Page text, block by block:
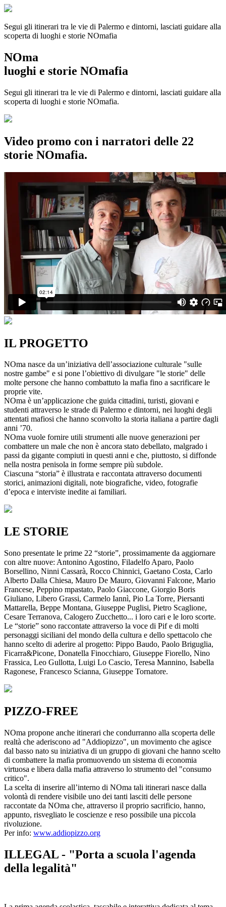
Segui gli itinerari tra le vie di Palermo e dintorni, lasciati guidare alla
scoperta di luoghi e storie NOmafia
NOma
luoghi e storie NOmafia
Segui gli itinerari tra le vie di Palermo e dintorni, lasciati guidare alla
scoperta di luoghi e storie NOmafia.
Video promo con i narratori delle 22
storie NOmafia.
IL PROGETTO
NOma nasce da un’iniziativa dell’associazione culturale "sulle
nostre gambe" e si pone l’obiettivo di divulgare "le storie" delle
molte persone che hanno combattuto la mafia fino a sacrificare le
proprie vite.
NOma è un’applicazione che guida cittadini, turisti, giovani e
studenti attraverso le strade di Palermo e dintorni, nei luoghi degli
attentati mafiosi che hanno sconvolto la storia italiana a partire dagli
anni ’70.
NOma vuole fornire utili strumenti alle nuove generazioni per
combattere un male che non è ancora stato debellato, malgrado i
passi da gigante compiuti in questi anni e che, piuttosto, si diffonde
nella nostra penisola in forme sempre più subdole.
Ciascuna “storia” è illustrata e raccontata attraverso documenti
storici, animazioni digitali, note biografiche, video, fotografie
d’epoca e interviste inedite ai familiari.
LE STORIE
Sono presentate le prime 22 “storie”, prossimamente da aggiornare
con altre nuove: Antonino Agostino, Filadelfo Aparo, Paolo
Borsellino, Ninni Cassarà, Rocco Chinnici, Gaetano Costa, Carlo
Alberto Dalla Chiesa, Mauro De Mauro, Giovanni Falcone, Mario
Francese, Peppino mpastato, Paolo Giaccone, Giorgio Boris
Giuliano, Libero Grassi, Carmelo Iannì, Pio La Torre, Piersanti
Mattarella, Beppe Montana, Giuseppe Puglisi, Pietro Scaglione,
Cesare Terranova, Calogero Zucchetto... i loro cari e le loro scorte.
Le “storie” sono raccontate attraverso la voce di Pif e di molti
personaggi siciliani del mondo della cultura e dello spettacolo che
hanno scelto di aderire al progetto: Pippo Baudo, Paolo Briguglia,
Ficarra&Picone, Donatella Finocchiaro, Giuseppe Fiorello, Nino
Frassica, Leo Gullotta, Luigi Lo Cascio, Teresa Mannino, Isabella
Ragonese, Francesco Scianna, Giuseppe Tornatore.
PIZZO-FREE
NOma propone anche itinerari che condurranno alla scoperta delle
realtà che aderiscono ad "Addiopizzo", un movimento che agisce
dal basso nato su iniziativa di un gruppo di giovani che hanno scelto
di combattere la mafia promuovendo un sistema di economia
virtuosa e libera dalla mafia attraverso lo strumento del "consumo
critico".
La scelta di inserire all’interno di NOma tali itinerari nasce dalla
volontà di rendere visibile uno dei tanti lasciti delle persone
raccontate da NOma che, attraverso il proprio sacrificio, hanno,
appunto, risvegliato le coscienze e reso possibile una piccola
rivoluzione.
Per info: www.addiopizzo.org
ILLEGAL - "Porta a scuola l'agenda
della legalità"